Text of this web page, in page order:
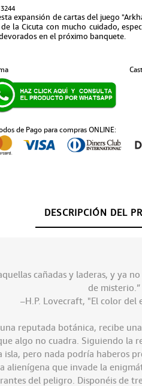
3244
expansión de cartas del juego
la Cicuta con mucho cuidado,
en el próximo banquete.
de Pago para compras ONLINE:
DESCRIPCIÓN DEL
cañadas y laderas, y ya
de misterio.”
–H.P. Lovecraft, "El color del
reputada botánica, recibe
algo no cuadra. Siguiendo la
isla, pero nada podría haberos
alienígena que invade la
del peligro. Disponéis de